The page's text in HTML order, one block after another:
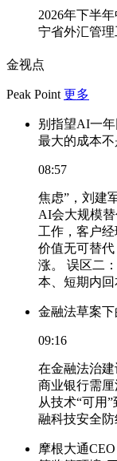
2026年下半
宁省外汇管理
金视点
Peak Point 更多
别指望AI一
最大的成本不
08:57
焦虑”，刘建
AI会大规模
工作，客户
价值无可替
涨。 误区二
本、短期内回
金融法草案
09:16
在金融法治建
商业银行需
从技术“可用
融科技安全防
摩根大通